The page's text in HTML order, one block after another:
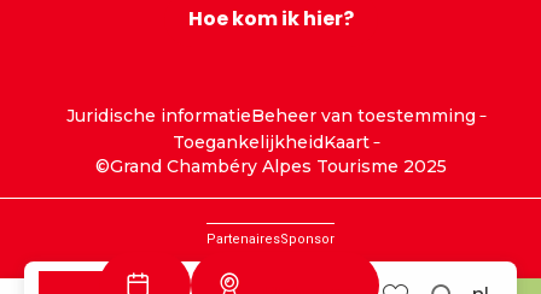
Hoe kom ik hier?
Juridische informatieBeheer van toestemming
ToegankelijkheidKaart
©Grand Chambéry Alpes Tourisme 2025
PartenairesSponsor